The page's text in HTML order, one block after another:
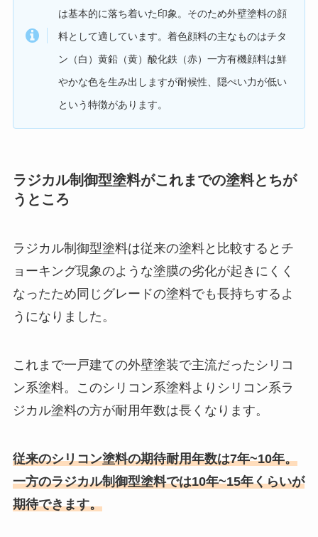
は基本的に落ち着いた印象。そのため外壁塗料の顔
料として適しています。着色顔料の主なものはチタ
ン（白）黄鉛（黄）酸化鉄（赤）一方有機顔料は鮮
やかな色を生み出しますが耐候性、隠ぺい力が低い
という特徴があります。
ラジカル制御型塗料がこれまでの塗料とちが
うところ
ラジカル制御型塗料は従来の塗料と比較するとチ
ョーキング現象のような塗膜の劣化が起きにくく
なったため同じグレードの塗料でも長持ちするよ
うになりました。
これまで一戸建ての外壁塗装で主流だったシリコ
ン系塗料。このシリコン系塗料よりシリコン系ラ
ジカル塗料の方が耐用年数は長くなります。
従来のシリコン塗料の期待耐用年数は7年~10年。
一方のラジカル制御型塗料では10年~15年くらいが
期待できます。